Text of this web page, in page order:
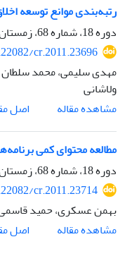
رتبه‌بندی موانع توسعه
دوره 18، شماره 68، زمستان 1390، صفحه
cr.2011.23696
مهدی سلیمی، محمد
ولاشانی
مشاهده مقاله
اصل
مطالعه محتوای کمی
دوره 18، شماره 68، زمستان 1390، صفحه
cr.2011.23714
بهمن عسکری، حمید
مشاهده مقاله
اصل